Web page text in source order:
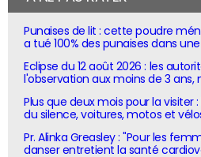
Punaises de lit : cette poudre
a tué 100% des punaises dans
Eclipse du 12 août 2026 : les
l'observation aux moins de 3 ans,
Plus que deux mois pour la visiter
du silence, voitures, motos et
Pr. Alinka Greasley : "Pour les
danser entretient la santé